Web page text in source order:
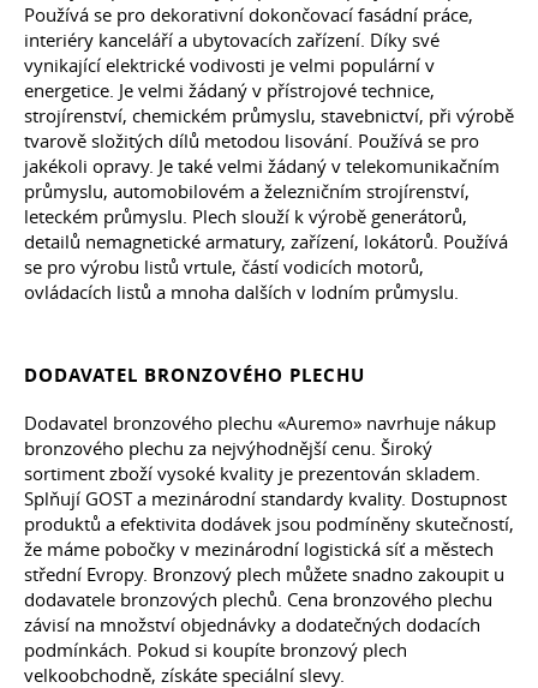
Používá se pro dekorativní dokončovací fasádní práce,
interiéry kanceláří a ubytovacích zařízení. Díky své
vynikající elektrické vodivosti je velmi populární v
energetice. Je velmi žádaný v přístrojové technice,
strojírenství, chemickém průmyslu, stavebnictví, při výrobě
tvarově složitých dílů metodou lisování. Používá se pro
jakékoli opravy. Je také velmi žádaný v telekomunikačním
průmyslu, automobilovém a železničním strojírenství,
leteckém průmyslu. Plech slouží k výrobě generátorů,
detailů nemagnetické armatury, zařízení, lokátorů. Používá
se pro výrobu listů vrtule, částí vodicích motorů,
ovládacích listů a mnoha dalších v lodním průmyslu.
DODAVATEL BRONZOVÉHO PLECHU
Dodavatel bronzového plechu «Auremo» navrhuje nákup
bronzového plechu za nejvýhodnější cenu. Široký
sortiment zboží vysoké kvality je prezentován skladem.
Splňují GOST a mezinárodní standardy kvality. Dostupnost
produktů a efektivita dodávek jsou podmíněny skutečností,
že máme pobočky v mezinárodní logistická síť a městech
střední Evropy. Bronzový plech můžete snadno zakoupit u
dodavatele bronzových plechů. Cena bronzového plechu
závisí na množství objednávky a dodatečných dodacích
podmínkách. Pokud si koupíte bronzový plech
velkoobchodně, získáte speciální slevy.